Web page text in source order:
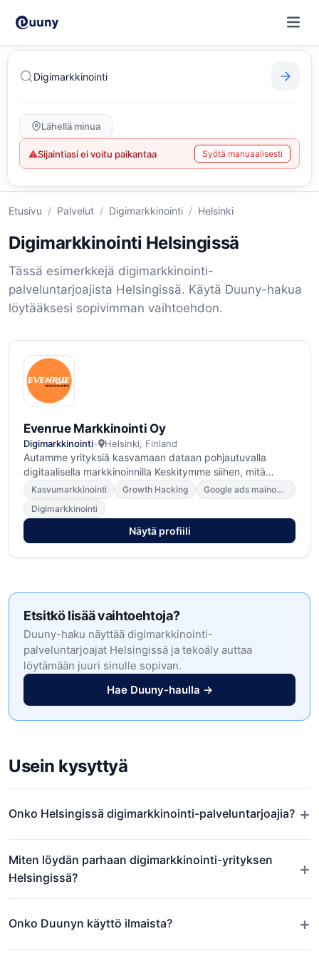
Lähellä minua
⚠Sijaintiasi ei voitu paikantaa Syötä manuaalisesti
Etusivu / Palvelut / Digimarkkinointi / Helsinki
Digimarkkinointi Helsingissä
Tässä esimerkkejä digimarkkinointi-
palveluntarjoajista Helsingissä. Käytä Duuny-hakua
löytääksesi sopivimman vaihtoehdon.
Evenrue Markkinointi Oy
Digimarkkinointi• Helsinki, Finland
Autamme yrityksiä kasvamaan dataan pohjautuvalla
digitaalisella markkinoinnilla Keskitymme siihen, mitä
osaamme parhaiten Suhtaudumme intohimoisesti
digimarkkinointiin ja asiakkaidemme menestykseen.
Meidän toimintaa ohjaa ns. "performance marketing
mindset" eli haluamme saavuttaa mitattavia tuloksia
sinulle. Meille ei riitä näyttökerrat eikä kävijät. Jos emme
onnistu liikuttamaan, sinun liiketoiminnalle merkittäviä
Kasvumarkkinointi Growth Hacking
Google ads mainonta
Digimarkkinointi
Näytä profiili
Etsitkö lisää vaihtoehtoja?
Duuny-haku näyttää digimarkkinointi-
palveluntarjoajat Helsingissä ja tekoäly auttaa
löytämään juuri sinulle sopivan.
Hae Duuny-haulla →
Usein kysyttyä
Onko Helsingissä digimarkkinointi-palveluntarjoajia? +
Miten löydän parhaan digimarkkinointi-yrityksen
Helsingissä?
+
Onko Duunyn käyttö ilmaista? +